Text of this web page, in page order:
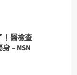
！醫檢查
– MSN